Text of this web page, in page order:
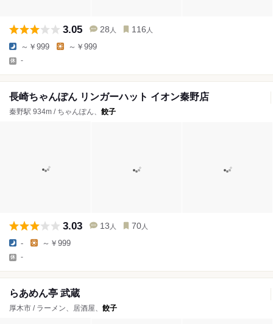
3.05 28 人 116 人
～￥999 ～￥999
-
長崎ちゃんぽん リンガーハット イオン秦野店
秦野駅 934m / ちゃんぽん、 餃子
3.03 13 人 70 人
- ～￥999
-
らあめん亭 武蔵
厚木市 / ラーメン、居酒屋、 餃子